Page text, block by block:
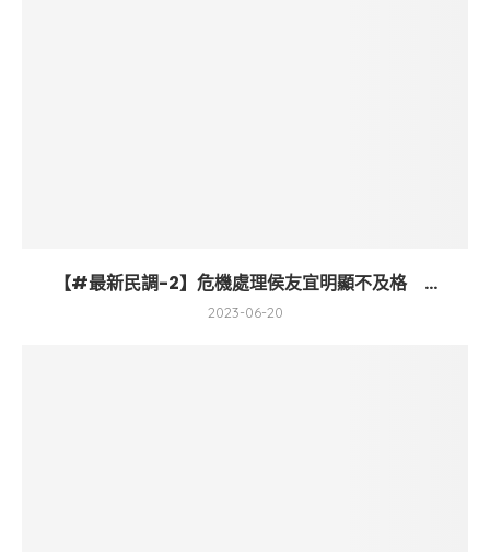
【#最新民調-2】危機處理侯友宜明顯不及格 ...
2023-06-20